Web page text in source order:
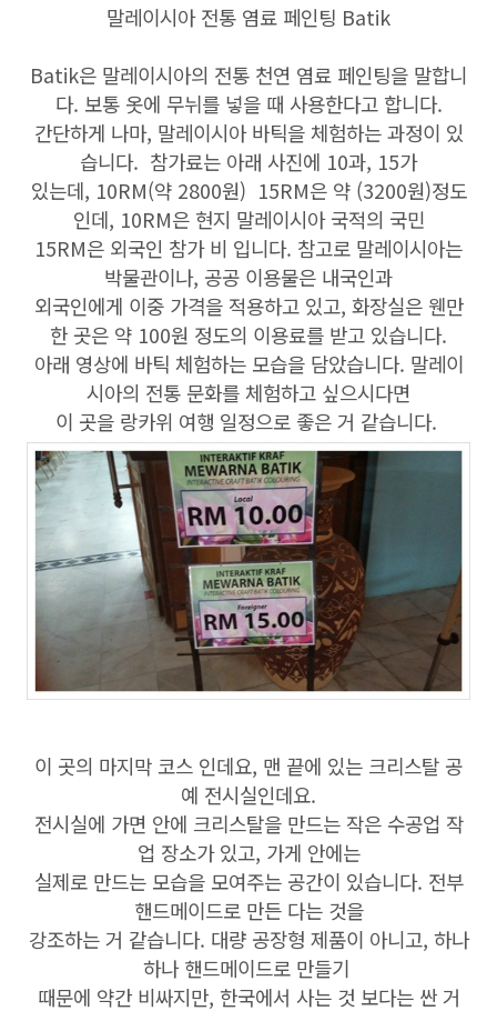
말레이시아 전통 염료 페인팅 Batik
Batik은 말레이시아의 전통 천연 염료 페인팅을 말합니
다. 보통 옷에 무뉘를 넣을 때 사용한다고 합니다.
간단하게 나마, 말레이시아 바틱을 체험하는 과정이 있
습니다. 참가료는 아래 사진에 10과, 15가
있는데, 10RM(약 2800원) 15RM은 약 (3200원)정도
인데, 10RM은 현지 말레이시아 국적의 국민
15RM은 외국인 참가 비 입니다. 참고로 말레이시아는
박물관이나, 공공 이용물은 내국인과
외국인에게 이중 가격을 적용하고 있고, 화장실은 웬만
한 곳은 약 100원 정도의 이용료를 받고 있습니다.
아래 영상에 바틱 체험하는 모습을 담았습니다. 말레이
시아의 전통 문화를 체험하고 싶으시다면
이 곳을 랑카위 여행 일정으로 좋은 거 같습니다.
이 곳의 마지막 코스 인데요, 맨 끝에 있는 크리스탈 공
예 전시실인데요.
전시실에 가면 안에 크리스탈을 만드는 작은 수공업 작
업 장소가 있고, 가게 안에는
실제로 만드는 모습을 모여주는 공간이 있습니다. 전부
핸드메이드로 만든 다는 것을
강조하는 거 같습니다. 대량 공장형 제품이 아니고, 하나
하나 핸드메이드로 만들기
때문에 약간 비싸지만, 한국에서 사는 것 보다는 싼 거